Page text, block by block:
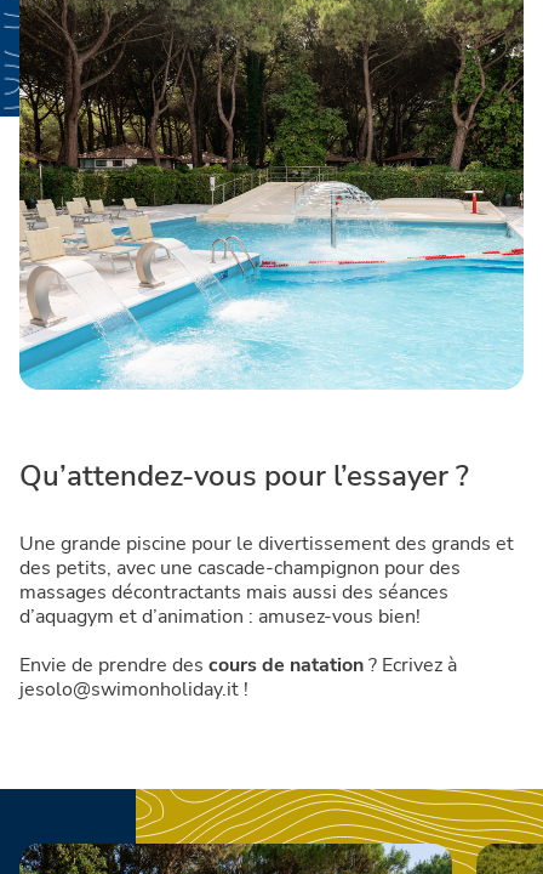
Qu’attendez-vous pour l’essayer ?
Une grande piscine pour le divertissement des grands et
des petits, avec une cascade-champignon pour des
massages décontractants mais aussi des séances
d’aquagym et d’animation : amusez-vous bien!
Envie de prendre des cours de natation? Ecrivez à
jesolo@swimonholiday.it !